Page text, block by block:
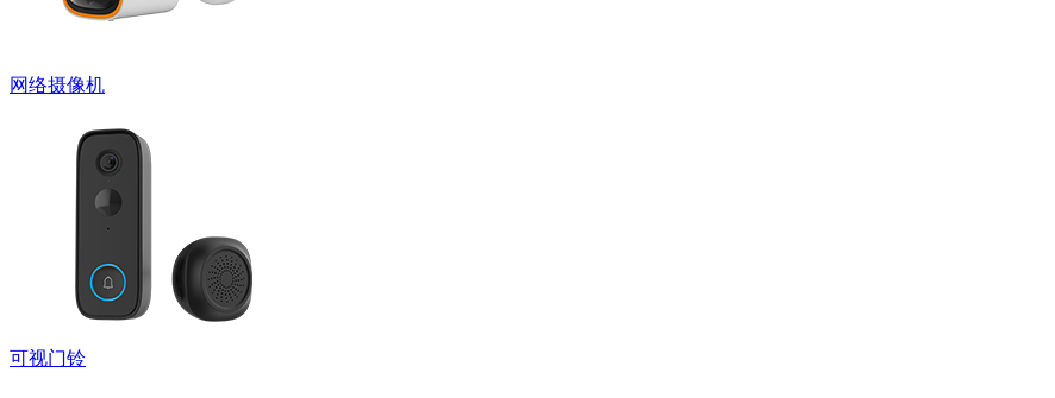
网络摄像机
可视门铃